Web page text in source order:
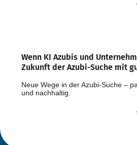
Wenn KI Azubis und
Zukunft der Azubi-Suche mit
Neue Wege in der Azubi-Suche –
und nachhaltig.